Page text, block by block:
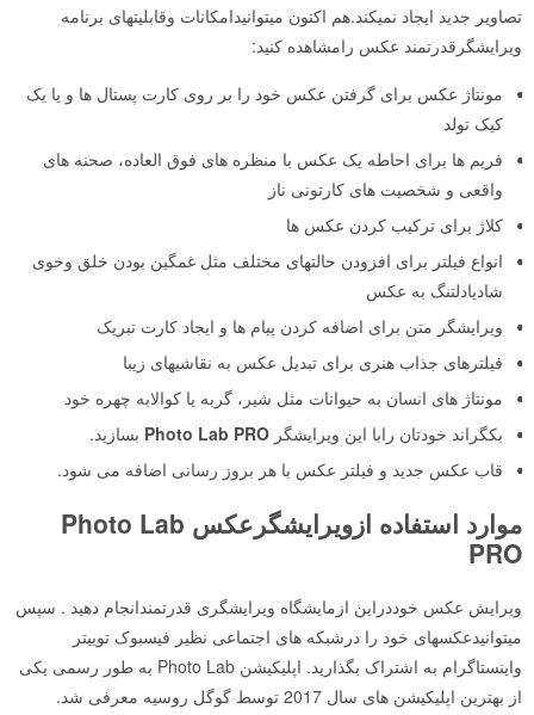
تصاویر جدید ایجاد نمیکند.هم اکنون میتوانیدامکانات وقابلیتهای برنامه
ویرایشگرقدرتمند عکس رامشاهده کنید:
مونتاژ عکس برای گرفتن عکس خود را بر روی کارت پستال ها و یا یک
کیک تولد
فریم ها برای احاطه یک عکس با منظره های فوق العاده، صحنه های
واقعی و شخصیت های کارتونی ناز
کلاژ برای ترکیب کردن عکس ها
انواع فیلتر برای افزودن حالتهای مختلف مثل غمگین بودن خلق وخوی
شادیادلتنگ به عکس
ویرایشگر متن برای اضافه کردن پیام ها و ایجاد کارت تبریک
فیلترهای جذاب هنری برای تبدیل عکس به نقاشیهای زیبا
مونتاژ های انسان به حیوانات مثل شیر، گربه یا کوالابه چهره خود
بکگراند خودتان رابا این ویرایشگر Photo Lab PRO بسازید.
قاب عکس جدید و فیلتر عکس با هر بروز رسانی اضافه می شود.
موارد استفاده ازویرایشگرعکس Photo Lab
PRO
ویرایش عکس خوددراین ازمایشگاه ویرایشگری قدرتمندانجام دهید . سپس
میتوانیدعکسهای خود را درشبکه های اجتماعی نظیر فیسبوک توییتر
واینستاگرام به اشتراک بگذارید. اپلیکیشن Photo Lab به طور رسمی یکی
از بهترین اپلیکیشن های سال 2017 توسط گوگل روسیه معرفی شد.